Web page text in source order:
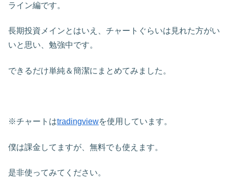
ライン編です。
長期投資メインとはいえ、チャートぐらいは見れた方がい
いと思い、勉強中です。
できるだけ単純＆簡潔にまとめてみました。
※チャートはtradingviewを使用しています。
僕は課金してますが、無料でも使えます。
是非使ってみてください。